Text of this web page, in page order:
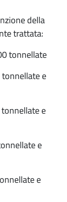
della
trattata:
tonnellate
e
e
e
e